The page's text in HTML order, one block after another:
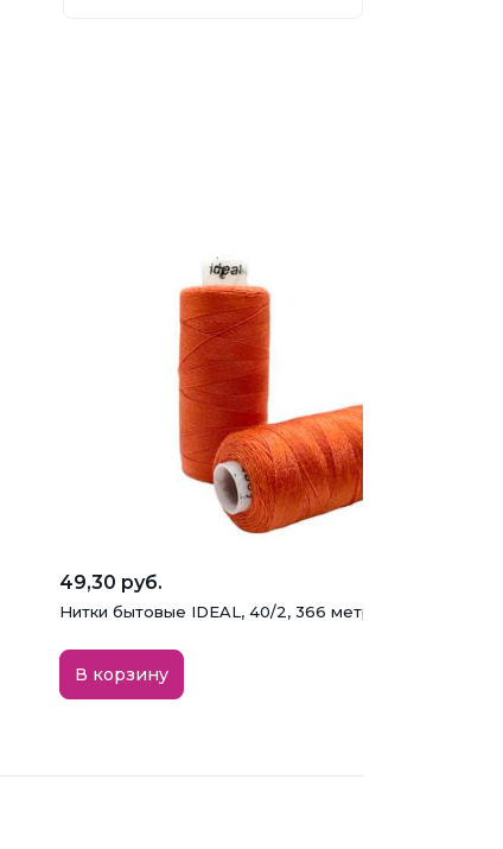
49,30 руб.
Нитки бытовые IDEAL, 40/2, 366 метров, цвет 380
В корзину